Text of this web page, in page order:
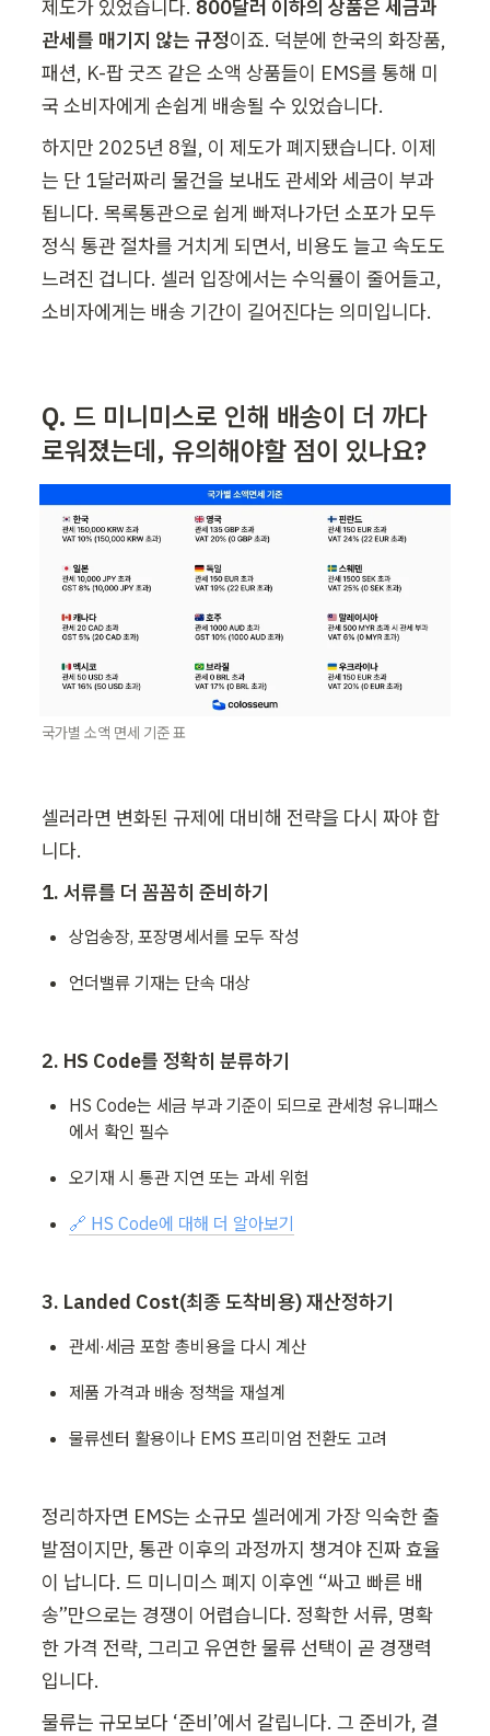
제도가 있었습니다. 800달러 이하의 상품은 세금과
관세를 매기지 않는 규정이죠. 덕분에 한국의 화장품,
패션, K-팝 굿즈 같은 소액 상품들이 EMS를 통해 미
국 소비자에게 손쉽게 배송될 수 있었습니다.
하지만 2025년 8월, 이 제도가 폐지됐습니다. 이제
는 단 1달러짜리 물건을 보내도 관세와 세금이 부과
됩니다. 목록통관으로 쉽게 빠져나가던 소포가 모두
정식 통관 절차를 거치게 되면서, 비용도 늘고 속도도
느려진 겁니다. 셀러 입장에서는 수익률이 줄어들고,
소비자에게는 배송 기간이 길어진다는 의미입니다.
Q. 드 미니미스로 인해 배송이 더 까다
로워졌는데, 유의해야할 점이 있나요?
국가별 소액 면세 기준 표
셀러라면 변화된 규제에 대비해 전략을 다시 짜야 합
니다.
1. 서류를 더 꼼꼼히 준비하기
상업송장, 포장명세서를 모두 작성
언더밸류 기재는 단속 대상
2. HS Code를 정확히 분류하기
HS Code는 세금 부과 기준이 되므로 관세청 유니패스
에서 확인 필수
오기재 시 통관 지연 또는 과세 위험
🔗 HS Code에 대해 더 알아보기
3. Landed Cost(최종 도착비용) 재산정하기
관세·세금 포함 총비용을 다시 계산
제품 가격과 배송 정책을 재설계
물류센터 활용이나 EMS 프리미엄 전환도 고려
정리하자면 EMS는 소규모 셀러에게 가장 익숙한 출
발점이지만, 통관 이후의 과정까지 챙겨야 진짜 효율
이 납니다. 드 미니미스 폐지 이후엔 “싸고 빠른 배
송”만으로는 경쟁이 어렵습니다. 정확한 서류, 명확
한 가격 전략, 그리고 유연한 물류 선택이 곧 경쟁력
입니다.
물류는 규모보다 ‘준비’에서 갈립니다. 그 준비가, 결